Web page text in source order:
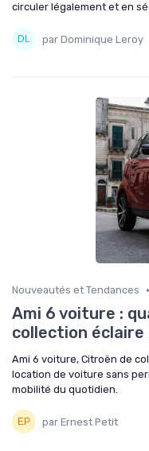
circuler légalement et en
par Dominique Leroy
Nouveautés et Tendances •
Ami 6 voiture :
collection éclaire
Ami 6 voiture, Citroën de
location de voiture sans
mobilité du quotidien.
par Ernest Petit